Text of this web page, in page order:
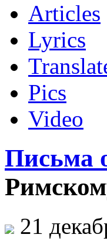
Articles
Lyrics
Pics
Video
Письма
21